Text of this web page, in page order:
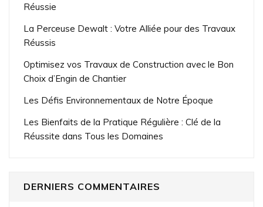
Réussie
La Perceuse Dewalt : Votre Alliée pour des Travaux
Réussis
Optimisez vos Travaux de Construction avec le Bon
Choix d’Engin de Chantier
Les Défis Environnementaux de Notre Époque
Les Bienfaits de la Pratique Régulière : Clé de la
Réussite dans Tous les Domaines
DERNIERS COMMENTAIRES